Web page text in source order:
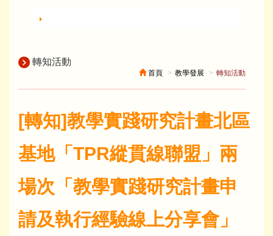
轉知活動
首頁 教學發展 轉知活動
[轉知]教學實踐研究計畫北區
基地「TPR縱貫線聯盟」兩
場次「教學實踐研究計畫申
請及執行經驗線上分享會」